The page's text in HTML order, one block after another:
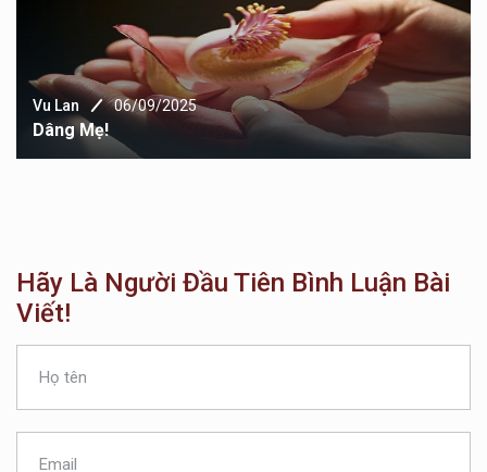
Vu Lan 06/09/2025
Dâng Mẹ!
Hãy Là Người Đầu Tiên Bình Luận Bài
Viết!